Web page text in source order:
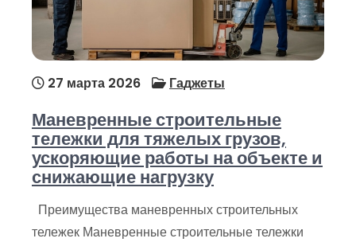
27 марта 2026 Гаджеты
Маневренные строительные
тележки для тяжелых грузов,
ускоряющие работы на объекте и
снижающие нагрузку
Преимущества маневренных строительных
тележек Маневренные строительные тележки